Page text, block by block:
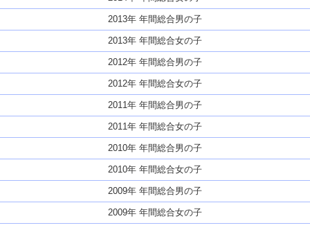
2013年 年間総合男の子
2013年 年間総合女の子
2012年 年間総合男の子
2012年 年間総合女の子
2011年 年間総合男の子
2011年 年間総合女の子
2010年 年間総合男の子
2010年 年間総合女の子
2009年 年間総合男の子
2009年 年間総合女の子